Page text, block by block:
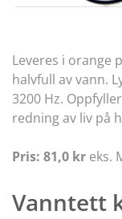
Leveres i orange
halvfull av vann.
3200 Hz.
redning av liv på
Pris: 81,0 kr eks.
Vanntett